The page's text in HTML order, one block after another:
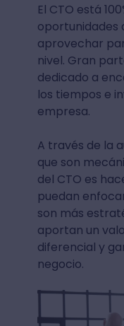
El CTO está
oportunidades
aprovechar
nivel. Gran
dedicado a
los tiempos e
empresa.
A través de la
que son
del CTO es
puedan
son más
aportan un
diferencial y
negocio.